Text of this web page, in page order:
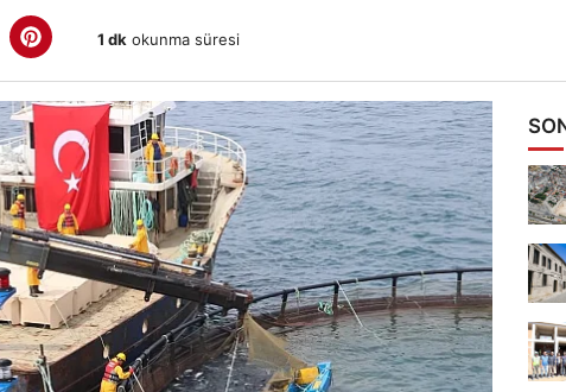
1 dk okunma süresi